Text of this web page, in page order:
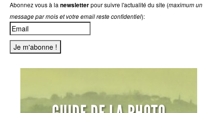
Abonnez vous à la newsletterpour suivre l'actualité du site (maximum un
message par mois et votre email reste confidentiel):